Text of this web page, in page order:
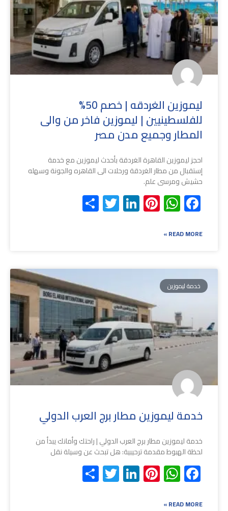
ليموزين الغردقه | خصم 50%
للفلسطينيين | ليموزين فاخر من والى
المطار وجميع مدن مصر
احجز ليموزين القاهرة الغردقة بأحدث ليموزين مع خدمة
إستقبال من مطار الغردقة ورحلات الى القاهره والجونة وسهله
حشيش ومرسى علم.
Facebook
WhatsApp
Pinterest
LinkedIn
Twitter
READ MORE »
خدمة ليموزين
خدمة ليموزين مطار برج العرب الدولي
خدمة ليموزين مطار برج العرب الدولي | راحتك وأمانك يبدأ من
لحظة الهبوط مقدمة ترحيبية: هل تبحث عن وسيلة نقل
Facebook
WhatsApp
Pinterest
LinkedIn
Twitter
READ MORE »